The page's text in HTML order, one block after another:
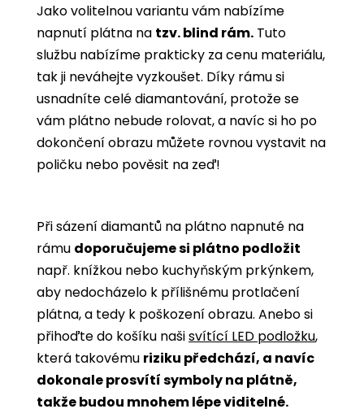
Jako volitelnou variantu vám nabízíme
napnutí plátna na tzv. blind rám. Tuto
službu nabízíme prakticky za cenu materiálu,
tak ji neváhejte vyzkoušet. Díky rámu si
usnadníte celé diamantování, protože se
vám plátno nebude rolovat, a navíc si ho po
dokončení obrazu můžete rovnou vystavit na
poličku nebo pověsit na zeď!
Při sázení diamantů na plátno napnuté na
rámu doporučujeme si plátno podložit
např. knížkou nebo kuchyňským prkýnkem,
aby nedocházelo k přílišnému protlačení
plátna, a tedy k poškození obrazu. Anebo si
přihoďte do košíku našisvítící LED podložku,
která takovému riziku předchází, a navíc
dokonale prosvítí symboly na plátně,
takže budou mnohem lépe viditelné.